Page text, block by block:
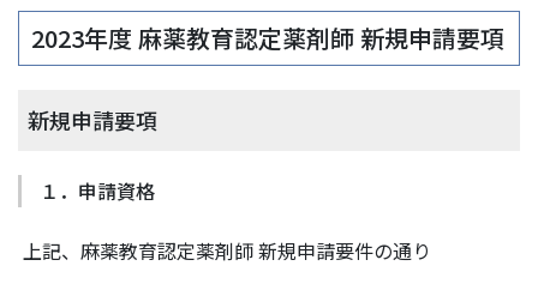
2023年度 麻薬教育認定薬剤師 新規申請要項
新規申請要項
１．申請資格
上記、麻薬教育認定薬剤師 新規申請要件の通り